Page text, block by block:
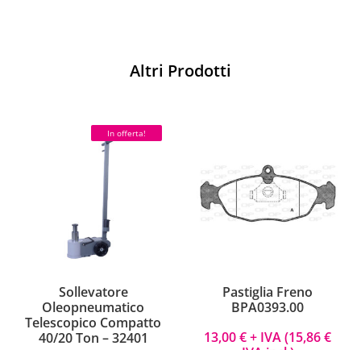
Altri Prodotti
In offerta!
Sollevatore
Oleopneumatico
Telescopico Compatto
40/20 Ton – 32401
Pastiglia Freno
BPA0393.00
13,00€+ IVA (15,86€